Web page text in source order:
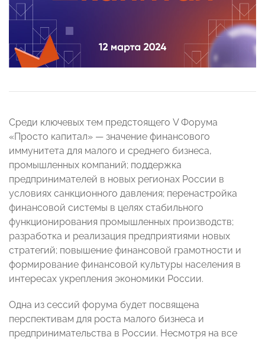
Среди ключевых тем предстоящего V Форума
«Просто капитал» — значение финансового
иммунитета для малого и среднего бизнеса,
промышленных компаний; поддержка
предпринимателей в новых регионах России в
условиях санкционного давления; перенастройка
финансовой системы в целях стабильного
функционирования промышленных производств;
разработка и реализация предприятиями новых
стратегий; повышение финансовой грамотности и
формирование финансовой культуры населения в
интересах укрепления экономики России.
Одна из сессий форума будет посвящена
перспективам для роста малого бизнеса и
предпринимательства в России. Несмотря на все